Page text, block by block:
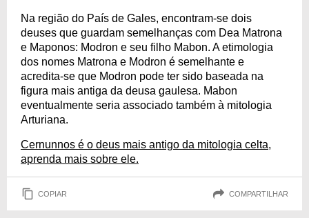
Na região do País de Gales, encontram-se dois
deuses que guardam semelhanças com Dea Matrona
e Maponos: Modron e seu filho Mabon. A etimologia
dos nomes Matrona e Modron é semelhante e
acredita-se que Modron pode ter sido baseada na
figura mais antiga da deusa gaulesa. Mabon
eventualmente seria associado também à mitologia
Arturiana.
Cernunnos é o deus mais antigo da mitologia celta,
aprenda mais sobre ele.
COPIAR COMPARTILHAR